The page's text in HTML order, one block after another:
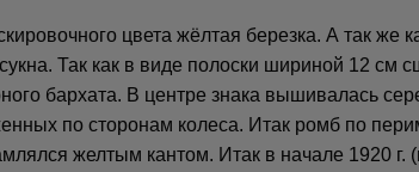
цвета жёлтая березка. А так же
Так как в виде полоски шириной 12
бархата. В центре знака вышивалась
по сторонам колеса. Итак ромб по
желтым кантом. Итак в начале 1920